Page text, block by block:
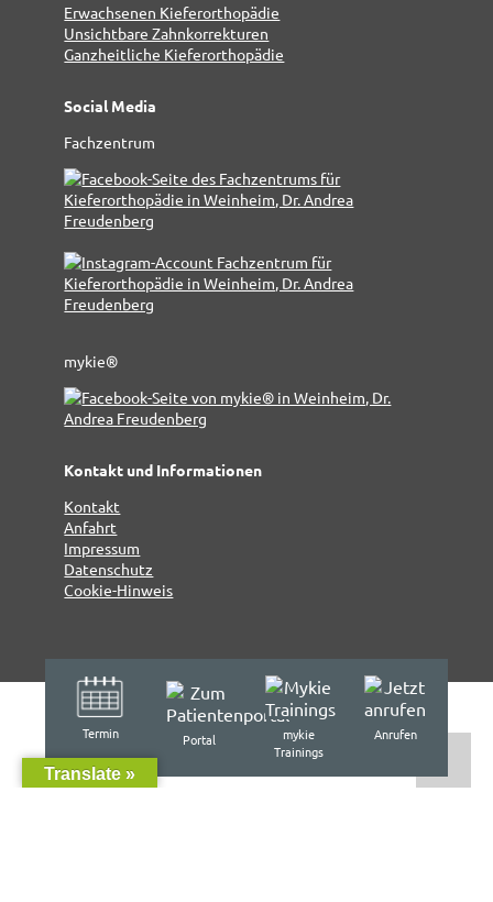
Erwachsenen Kieferorthopädie
Unsichtbare Zahnkorrekturen
Ganzheitliche Kieferorthopädie
Social Media
Fachzentrum
mykie®
Kontakt und Informationen
Kontakt
Anfahrt
Impressum
Datenschutz
Cookie-Hinweis
Termin Portal
mykie
Trainings
Anrufen
Translate »